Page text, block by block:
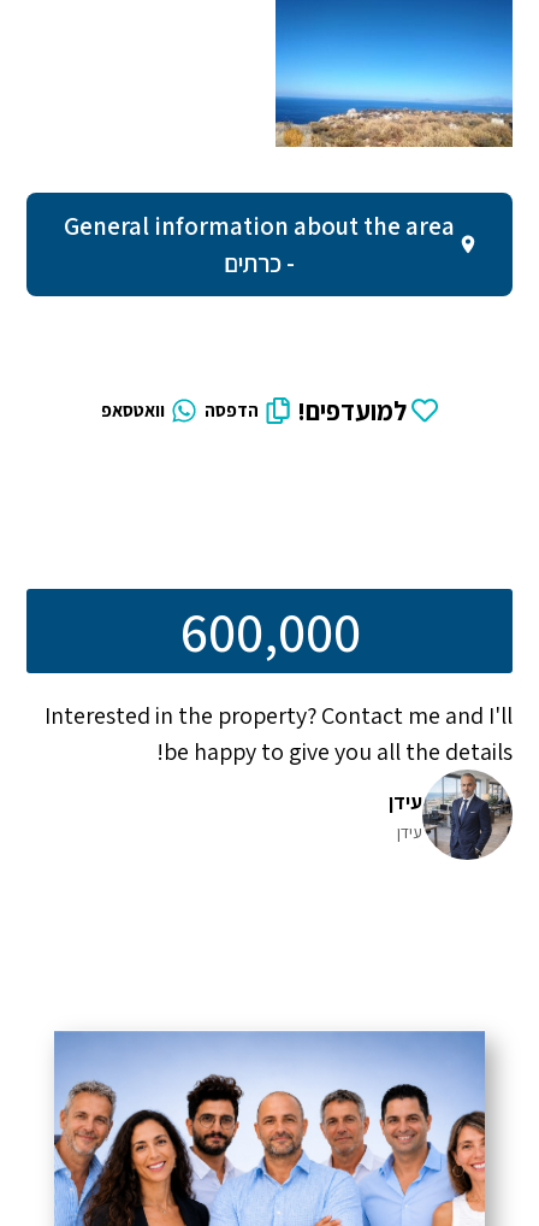
General information about the area
- כרתים
למועדפים! הדפסה וואטסאפ
600,000
Interested in the property? Contact me and I'll
be happy to give you all the details!
עידן
עידן